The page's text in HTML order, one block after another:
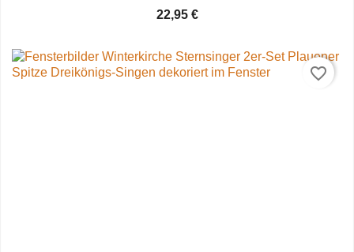
22,95 €
favorite_border